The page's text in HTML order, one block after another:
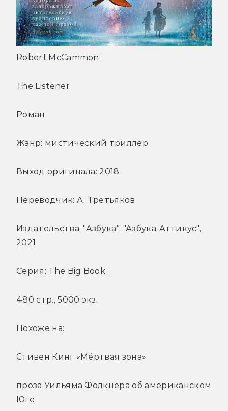
Robert McCammon
The Listener
Роман
Жанр: мистический триллер
Выход оригинала: 2018
Переводчик: А. Третьяков
Издательства: "Азбука", "Азбука-Аттикус",
2021
Серия: The Big Book
480 стр., 5000 экз.
Похоже на:
Стивен Кинг «Мёртвая зона»
проза Уильяма Фолкнера об американском
Юге